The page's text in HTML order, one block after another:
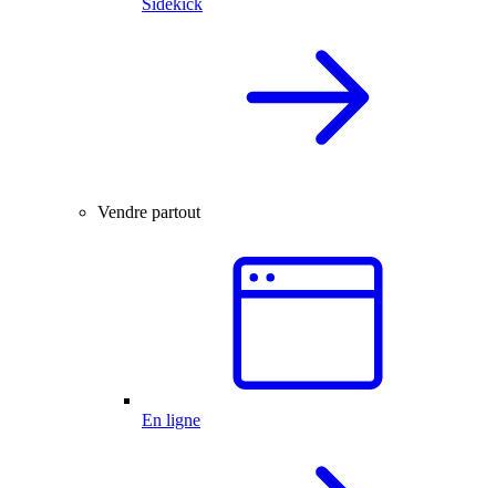
Sidekick
Vendre partout
En ligne